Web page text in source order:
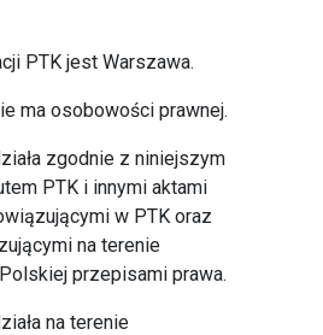
PTK jest Warszawa.
ma osobowości prawnej.
zgodnie z niniejszym
PTK i innymi aktami
w PTK oraz
na terenie
przepisami prawa.
na terenie